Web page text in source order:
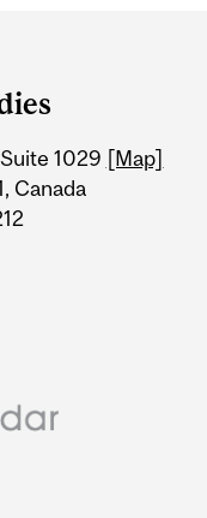
1029 [Map]
Canada